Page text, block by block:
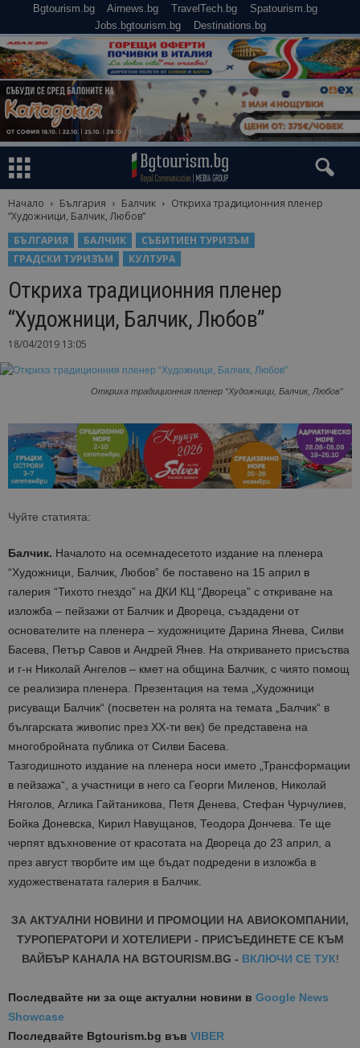
Bgtourism.bg Airnews.bg TravelTech.bg
Spatourism.bg
Jobs.bgtourism.bg
Destinations.bg
Начало България Балчик
Откриха традиционния пленер
“Художници, Балчик, Любов”
БЪЛГАРИЯ
БАЛЧИК
СЪБИТИЕН ТУРИЗЪМ
ГРАДСКИ ТУРИЗЪМ
КУЛТУРА
Откриха традиционния пленер
“Художници, Балчик, Любов”
18/04/2019 13:05
Откриха традиционния пленер “Художници, Балчик, Любов”
Чуйте статията:
Балчик. Началото на осемнадесетото издание на пленера
“Художници, Балчик, Любов” бе поставено на 15 април в
галерия “Тихото гнездо” на ДКИ КЦ “Двореца” с откриване на
изложба – пейзажи от Балчик и Двореца, създадени от
основателите на пленера – художниците Дарина Янева, Силви
Басева, Петър Савов и Андрей Янев. На откриването присъства
и г-н Николай Ангелов – кмет на община Балчик, с чиято помощ
се реализира пленера. Презентация на тема „Художници
рисуващи Балчик“ (посветен на ролята на темата „Балчик“ в
българската живопис през XX-ти век) бе представена на
многобройната публика от Силви Басева.
Тазгодишното издание на пленера носи името „Трансформации
в пейзажа“, а участници в него са Георги Миленов, Николай
Няголов, Аглика Гайтаникова, Петя Денева, Стефан Чурчулиев,
Бойка Доневска, Кирил Навущанов, Теодора Дончева. Те ще
черпят вдъхновение от красотата на Двореца до 23 април, а
през август творбите им ще бъдат подредени в изложба в
художественатата галерия в Балчик.
ЗА АКТУАЛНИ НОВИНИ И ПРОМОЦИИ НА АВИОКОМПАНИИ,
ТУРОПЕРАТОРИ И ХОТЕЛИЕРИ - ПРИСЪЕДИНЕТЕ СЕ КЪМ
ВАЙБЪР КАНАЛА НА BGTOURISM.BG - ВКЛЮЧИ СЕ ТУК!
Последвайте ни за още актуални новини в Google News
Showcase
Последвайте Bgtourism.bg във VIBER